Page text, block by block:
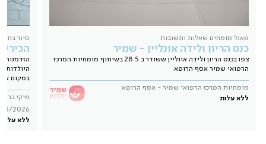
פאנל מומחים שאלות ותשובות
כנס הריון ולידה אונליין - שמיר
צפו בכנס הריון ולידה אונליין ששודר ב 28.5 בשיתוף מומחיות המרכז
הרפואי שמיר אסף הרופא
מומחיות המרכז הרפואי שמיר - אסף הרופא
ללא עלות
סיור
הזדמנות
היולדות
במקום
מיקי
2026
ללא עלות